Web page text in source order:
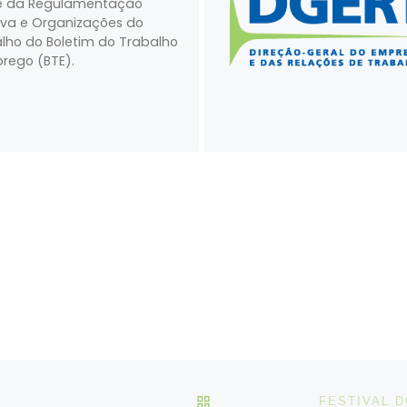
e Organizações do
do Boletim do Trabalho
(BTE).
VOLTAR À LISTA DE